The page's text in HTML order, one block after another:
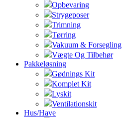
Opbevaring
Strygeposer
Trimning
Tørring
Vakuum & Forsegling
Vægte Og Tilbehør
Pakkeløsning
Gødnings Kit
Komplet Kit
Lyskit
Ventilationskit
Hus/Have